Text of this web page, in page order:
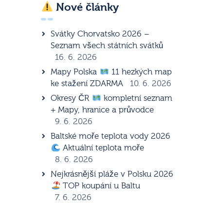
Nové články
Svátky Chorvatsko 2026 –
Seznam všech státních svátků
16. 6. 2026
Mapy Polska
11 hezkých map
ke stažení ZDARMA
10. 6. 2026
Okresy ČR
kompletní seznam
+ Mapy, hranice a průvodce
9. 6. 2026
Baltské moře teplota vody 2026
Aktuální teplota moře
8. 6. 2026
Nejkrásnější pláže v Polsku 2026
TOP koupání u Baltu
7. 6. 2026